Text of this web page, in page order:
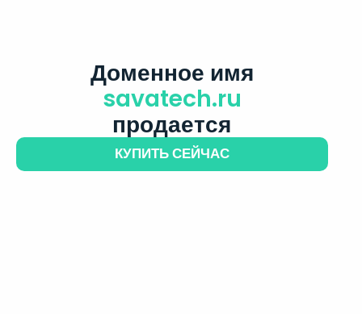
Доменное имя
savatech.ru
продается
КУПИТЬ СЕЙЧАС